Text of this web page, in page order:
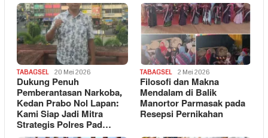
TABAGSEL 20 Mei 2026
Dukung Penuh
Pemberantasan Narkoba,
Kedan Prabo Nol Lapan:
Kami Siap Jadi Mitra
Strategis Polres Pad…
TABAGSEL 2 Mei 2026
Filosofi dan Makna
Mendalam di Balik
Manortor Parmasak pada
Resepsi Pernikahan